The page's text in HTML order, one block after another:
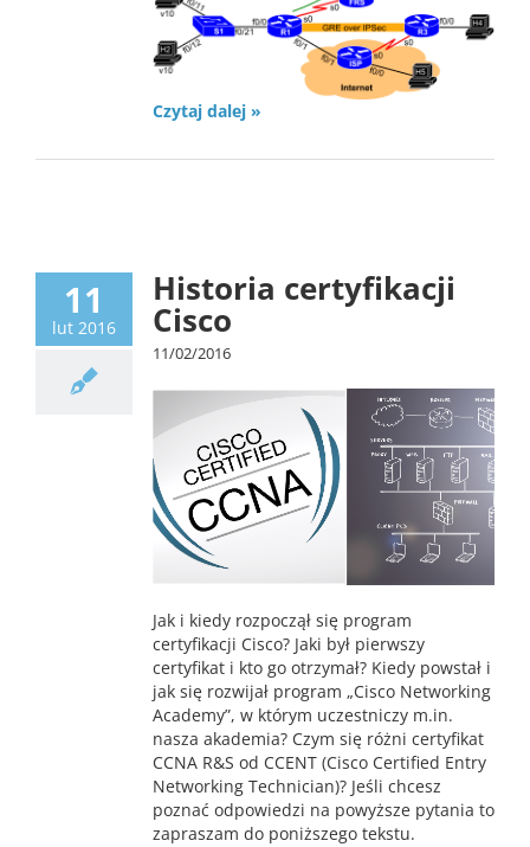
Czytaj dalej »
11
lut 2016
Historia certyfikacji
Cisco
11/02/2016
Jak i kiedy rozpoczął się program
certyfikacji Cisco? Jaki był pierwszy
certyfikat i kto go otrzymał? Kiedy powstał i
jak się rozwijał program „Cisco Networking
Academy”, w którym uczestniczy m.in.
nasza akademia? Czym się różni certyfikat
CCNA R&S od CCENT (Cisco Certified Entry
Networking Technician)? Jeśli chcesz
poznać odpowiedzi na powyższe pytania to
zapraszam do poniższego tekstu.